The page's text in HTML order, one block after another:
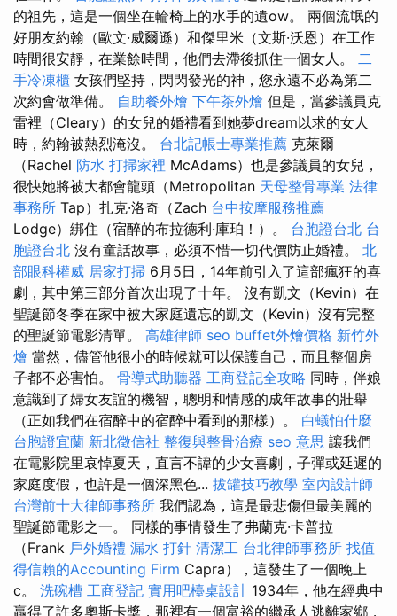
的祖先，這是一個坐在輪椅上的水手的遺ow。 兩個流氓的
好朋友約翰（歐文·威爾遜）和傑里米（文斯·沃恩）在工作
時間很安靜，在業餘時間，他們去滯後抓住一個女人。 二
手冷凍櫃 女孩們堅持，閃閃發光的神，您永遠不必為第二
次約會做準備。 自助餐外燴 下午茶外燴 但是，當參議員克
雷裡（Cleary）的女兒的婚禮看到她夢dream以求的女人
時，約翰被熱烈淹沒。 台北記帳士專業推薦 克萊爾
（Rachel 防水 打掃家裡 McAdams）也是參議員的女兒，
很快她將被大都會龍頭（Metropolitan 天母整骨專業 法律
事務所 Tap）扎克·洛奇（Zach 台中按摩服務推薦
Lodge）綁住（宿醉的布拉德利·庫珀！）。 台胞證台北 台
胞證台北 沒有童話故事，必須不惜一切代價防止婚禮。 北
部眼科權威 居家打掃 6月5日，14年前引入了這部瘋狂的喜
劇，其中第三部分首次出現了十年。 沒有凱文（Kevin）在
聖誕節冬季在家中被大家庭遺忘的凱文（Kevin）沒有完整
的聖誕節電影清單。 高雄律師 seo buffet外燴價格 新竹外
燴 當然，儘管他很小的時候就可以保護自己，而且整個房
子都不必害怕。 骨導式助聽器 工商登記全攻略 同時，伴娘
意識到了婦女友誼的機智，聰明和情感的成年故事的壯舉
（正如我們在宿醉中的宿醉中看到的那樣）。 白蟻怕什麼
台胞證宜蘭 新北徵信社 整復與整骨治療 seo 意思 讓我們
在電影院里哀悼夏天，直言不諱的少女喜劇，子彈或延遲的
家庭度假，也許是一個深黑色... 拔罐技巧教學 室內設計師
台灣前十大律師事務所 我們認為，這是最悲傷但最美麗的
聖誕節電影之一。 同樣的事情發生了弗蘭克·卡普拉
（Frank 戶外婚禮 漏水 打針 清潔工 台北律師事務所 找值
得信賴的Accounting Firm Capra），這發生了一個晚上
c。 洗碗槽 工商登記 實用吧檯桌設計 1934年，他在經典中
贏得了許多奧斯卡獎，那裡有一個富裕的繼承人逃離家鄉，